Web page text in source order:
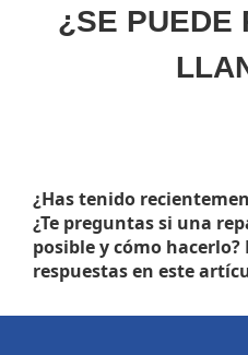
¿SE PUEDE
¿Has tenido
¿Te preguntas si una
posible y cómo
respuestas en este